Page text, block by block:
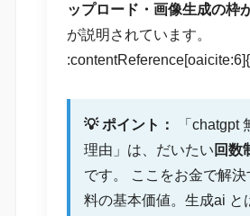
ップロード・画像生成の枠
が説明されています。
💡 ポイント：
「chatgpt
理由」は、だいたい 回数
です。 ここをお金で解
料の基本価値。生成ai と